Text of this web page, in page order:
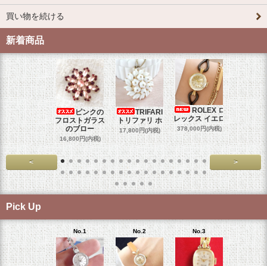
買い物を続ける
新着商品
ピンクの
フロストガラス
のブロー
16,800円(内税)
TRIFARI
トリファリ ホ
17,800円(内税)
ROLEX ロ
レックス イエロ
378,000円(内税)
ジュリア
29,000円(
< >
Pick Up
No.1 No.2 No.3 No.4